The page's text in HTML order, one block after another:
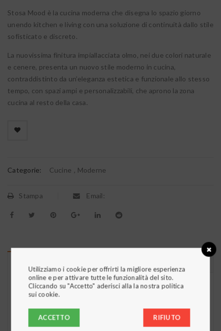
Stosa Mood è la cucina moderna che disegna lo spazio giorno
unendo kitchen e living con una soluzione di continuità dallo stile
sofisticato e discreto.
La nuovissima finitura impiallacciata olmo, nei due colori naturale
e cenere, presenta un nuovo stile moderno in cucina,
contraddistinto da un’eleganza estetica e funzionale allo stesso
tempo, con spazi ampi e personalizzabili, che aprono la zona
cucina al resto della casa.
Categorie: Cucine , Moderne
Stampa Email:
Cucine Stosa Mood, soluzioni
senza limiti
Stosa Mood è la cucina moderna che disegna lo spazio
Utilizziamo i cookie per offrirti la migliore esperienza
online e per attivare tutte le funzionalità del sito.
Cliccando su "Accetto" aderisci alla la nostra politica
sui cookie.
ACCETTO RIFIUTO